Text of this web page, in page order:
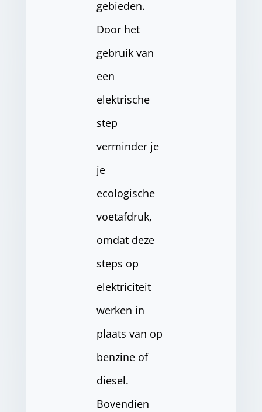
gebieden.
Door het
gebruik van
een
elektrische
step
verminder je
je
ecologische
voetafdruk,
omdat deze
steps op
elektriciteit
werken in
plaats van op
benzine of
diesel.
Bovendien